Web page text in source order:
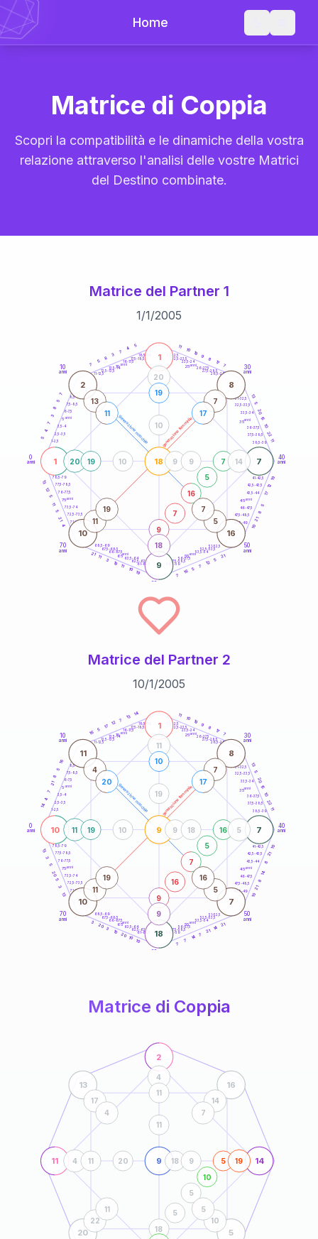
Home
Matrice di Coppia
Scopri la compatibilità e le dinamiche della vostra
relazione attraverso l'analisi delle vostre Matrici
del Destino combinate.
Matrice del Partner 1
1/1/2005
generazione maschile generazione femminile
0
anni
10
anni
30
anni
40
anni
50
anni
60
70
anni
1-2,5
2,5-3,5
3,5-4
6-7,5
7,5-8,5
8,5-9
11-12,5
12,5-13,5
13,5-14
16-17,5
17,5-18,5
18,5-19
21-22,5
22,5-23,5
23,5-24
26-27,5
27,5-28,5
28,5-29
31-32,5
32,5-33,5
33,5-34
36-37,5
37,5-38,5
38,5-39
41-42,5
42,5-43,5
43,5-44
46-47,5
47,5-48,5
48,5-49
51-52,5
52,5-53,5
53,5-54
56-57,5
57,5-58,5
58,5-59
61-62,5
62,5-63,5
63,5-64
66-67,5
67,5-68,5
68,5-69
71-72,5
72,5-73,5
73,5-74
76-77,5
77,5-78,5
78,5-79
5
4
7
3
8
5
7
7
5
8
3
7
4
5 11
10
19
9
8
17
7
13
5
20
15
10
22
11
19
12
17
5
8
21
10
21
5
12
7
5
16
7
19
10
11
19
3
11
21
4
21
5
11
5
12
13
1
1
7
9
18
2 8
10 16
9
7
16
5
7
20
20
14
18
19
19
9 9
10
10
13
11
7
17
11
19
5
7
5anni
15 anni 25anni
35anni
45anni
55anni
65anni
75anni
Matrice del Partner 2
10/1/2005
generazione maschile generazione femminile
0
anni
10
anni
30
anni
40
anni
50
anni
60
70
anni
1-2,5
2,5-3,5
3,5-4
6-7,5
7,5-8,5
8,5-9
11-12,5
12,5-13,5
13,5-14
16-17,5
17,5-18,5
18,5-19 21-22,5
22,5-23,5
23,5-24
26-27,5
27,5-28,5
28,5-29
31-32,5
32,5-33,5
33,5-34
36-37,5
37,5-38,5
38,5-39
41-42,5
42,5-43,5
43,5-44
46-47,5
47,5-48,5
48,5-49
51-52,5
52,5-53,5
53,5-54
56-57,5
57,5-58,5
58,5-59
61-62,5
62,5-63,5
63,5-64
66-67,5
67,5-68,5
68,5-69
71-72,5
72,5-73,5
73,5-74
76-77,5
77,5-78,5
78,5-79
14
4
7
21
8
5
16
16 5
17
12
7
13
14 11
10
19
9
8
17
7
13
5
20
15
10
22
11
10
21
8
14
8
21
10
21
14
21
7
14
7
7
10
10
20
10
3
20
3
13
3
5
20
5
3
13
10
1
7
18
9
11 8
10 7
9
16
7
5
16
11
11
5
9
19
10
9 18
10
19
4
20
7
17
11
19
5
16
5anni
15 anni 25anni
35anni
45anni
55anni
65anni
75anni
Matrice di Coppia
11
2
14
9
13 16
20 5
18
5
5
10
5
4
4
19
11
11
18 9
20
11
17
4
14
7
22
11
10
5